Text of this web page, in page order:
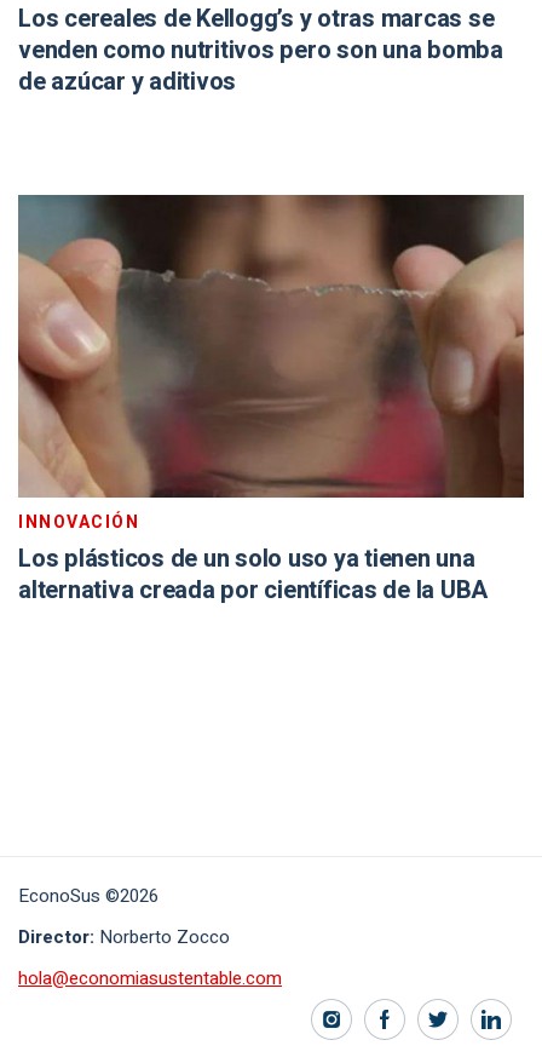
Los cereales de Kellogg’s y otras marcas se
venden como nutritivos pero son una bomba
de azúcar y aditivos
INNOVACIÓN
Los plásticos de un solo uso ya tienen una
alternativa creada por científicas de la UBA
EconoSus ©2026
Director: Norberto Zocco
hola@economiasustentable.com